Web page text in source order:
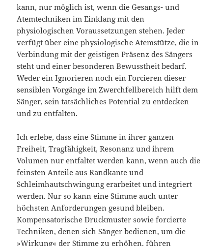
kann, nur möglich ist, wenn die Gesangs- und
Atemtechniken im Einklang mit den
physiologischen Voraussetzungen stehen. Jeder
verfügt über eine physiologische Atemstütze, die in
Verbindung mit der geistigen Präsenz des Sängers
steht und einer besonderen Bewusstheit bedarf.
Weder ein Ignorieren noch ein Forcieren dieser
sensiblen Vorgänge im Zwerchfellbereich hilft dem
Sänger, sein tatsächliches Potential zu entdecken
und zu entfalten.
Ich erlebe, dass eine Stimme in ihrer ganzen
Freiheit, Tragfähigkeit, Resonanz und ihrem
Volumen nur entfaltet werden kann, wenn auch die
feinsten Anteile aus Randkante und
Schleimhautschwingung erarbeitet und integriert
werden. Nur so kann eine Stimme auch unter
höchsten Anforderungen gesund bleiben.
Kompensatorische Druckmuster sowie forcierte
Techniken, denen sich Sänger bedienen, um die
»Wirkung« der Stimme zu erhöhen, führen